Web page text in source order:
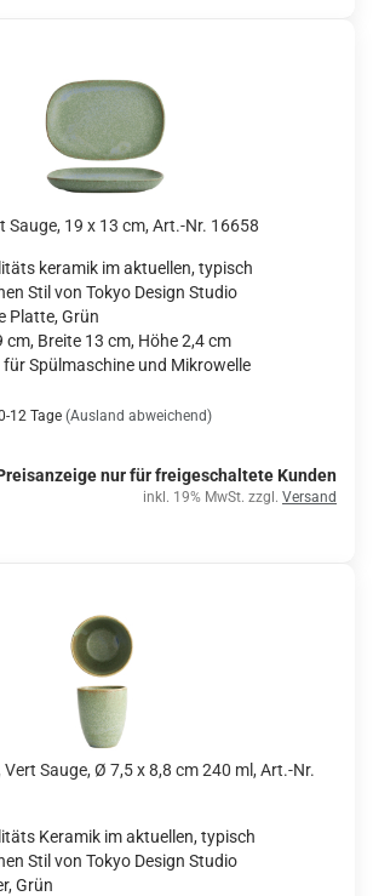
Sauge, 19 x 13 cm, Art.-Nr. 16658
keramik im aktuellen, typisch
Stil von Tokyo Design Studio
Platte, Grün
cm, Breite 13 cm, Höhe 2,4 cm
für Spülmaschine und Mikrowelle
12 Tage (Ausland abweichend)
nur für freigeschaltete Kunden
inkl. 19% MwSt. zzgl. Versand
Vert Sauge, Ø 7,5 x 8,8 cm 240 ml, Art.-Nr.
Keramik im aktuellen, typisch
Stil von Tokyo Design Studio
Grün